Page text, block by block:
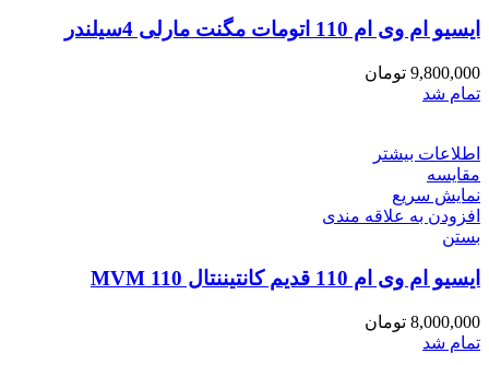
ایسیو ام وی ام 110 اتومات مگنت مارلی 4سیلندر
9,800,000 تومان
تمام شد
اطلاعات بیشتر
مقایسه
نمایش سریع
افزودن به علاقه مندی
بستن
ایسیو ام وی ام 110 قدیم کانتیننتال MVM 110
8,000,000 تومان
تمام شد